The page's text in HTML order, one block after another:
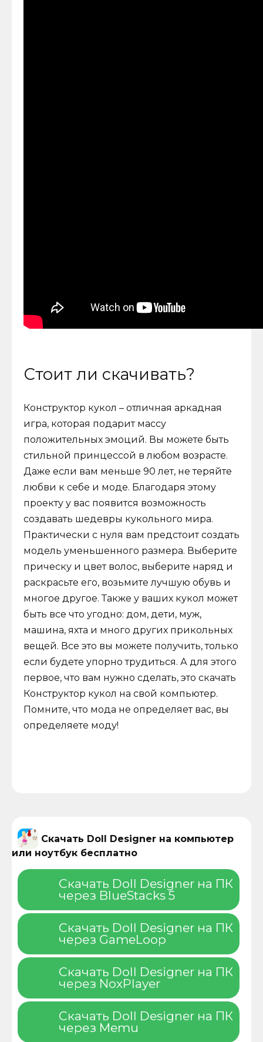
Стоит ли скачивать?
Конструктор кукол – отличная аркадная
игра, которая подарит массу
положительных эмоций. Вы можете быть
стильной принцессой в любом возрасте.
Даже если вам меньше 90 лет, не теряйте
любви к себе и моде. Благодаря этому
проекту у вас появится возможность
создавать шедевры кукольного мира.
Практически с нуля вам предстоит создать
модель уменьшенного размера. Выберите
прическу и цвет волос, выберите наряд и
раскрасьте его, возьмите лучшую обувь и
многое другое. Также у ваших кукол может
быть все что угодно: дом, дети, муж,
машина, яхта и много других прикольных
вещей. Все это вы можете получить, только
если будете упорно трудиться. А для этого
первое, что вам нужно сделать, это скачать
Конструктор кукол на свой компьютер.
Помните, что мода не определяет вас, вы
определяете моду!
Скачать Doll Designer на компьютер
или ноутбук бесплатно
Скачать Doll Designer на ПК
через BlueStacks 5
Скачать Doll Designer на ПК
через GameLoop
Скачать Doll Designer на ПК
через NoxPlayer
Скачать Doll Designer на ПК
через Memu